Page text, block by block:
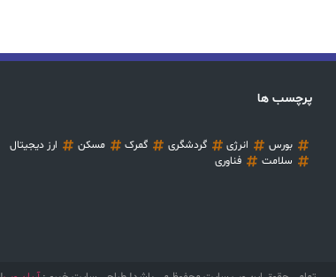
پرچسب ها
بورس انرژی گردشگری گمرک مسکن
ارز دیجیتال
سلامت
فناوری